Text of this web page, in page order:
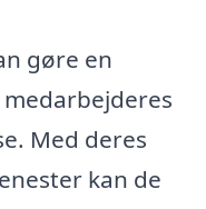
gøre en
Med deres
kan de